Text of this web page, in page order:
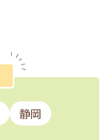
静岡